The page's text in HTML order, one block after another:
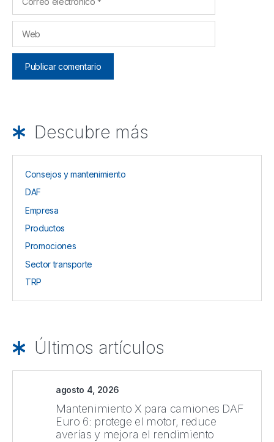
electrónico
Descubre más
Consejos y mantenimiento
DAF
Empresa
Productos
Promociones
Sector transporte
TRP
Últimos artículos
agosto 4, 2026
Mantenimiento X para camiones DAF
Euro 6: protege el motor, reduce
averías y mejora el rendimiento